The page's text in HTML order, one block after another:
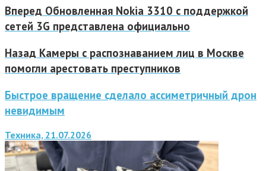
Вперед Обновленная Nokia 3310 с поддержкой
сетей 3G представлена официально
Назад Камеры с распознаванием лиц в Москве
помогли арестовать преступников
Быстрое вращение сделало ассиметричный дрон
невидимым
Техника, 21.07.2026